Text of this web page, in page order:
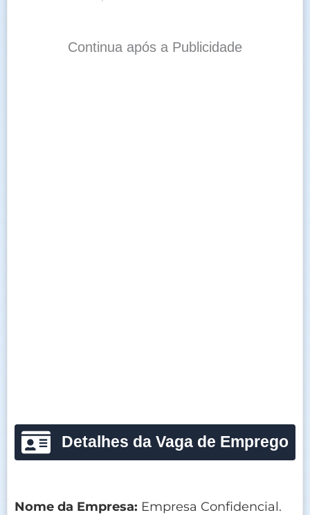
Continua após a Publicidade
Detalhes da Vaga de Emprego
Nome da Empresa: Empresa Confidencial.